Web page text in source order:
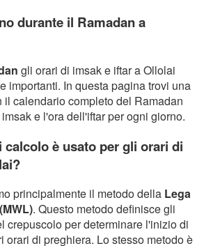
durante il Ramadan a
gli orari di imsak e iftar a Ollolai
importanti. In questa pagina trovi una
calendario completo del Ramadan
e l'ora dell'iftar per ogni giorno.
calcolo è usato per gli orari di
principalmente il metodo della Lega
. Questo metodo definisce gli
crepuscolo per determinare l'inizio di
orari di preghiera. Lo stesso metodo è